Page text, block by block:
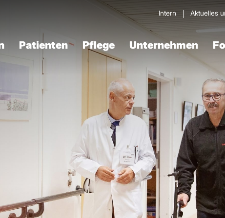
Intern Aktuelles
Patienten Pflege Unternehmen